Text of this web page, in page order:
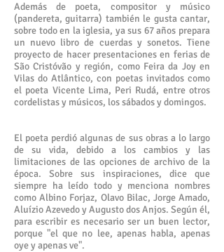
Además de poeta, compositor y músico
(pandereta, guitarra) también le gusta cantar,
sobre todo en la iglesia, ya sus 67 años prepara
un nuevo libro de cuerdas y sonetos. Tiene
proyecto de hacer presentaciones en ferias de
São Cristóvão y región, como Feira da Joy en
Vilas do Atlântico, con poetas invitados como
el poeta Vicente Lima, Peri Rudá, entre otros
cordelistas y músicos, los sábados y domingos.
El poeta perdió algunas de sus obras a lo largo
de su vida, debido a los cambios y las
limitaciones de las opciones de archivo de la
época. Sobre sus inspiraciones, dice que
siempre ha leído todo y menciona nombres
como Albino Forjaz, Olavo Bilac, Jorge Amado,
Aluízio Azevedo y Augusto dos Anjos. Según él,
para escribir es necesario ser un buen lector,
porque "el que no lee, apenas habla, apenas
oye y apenas ve".